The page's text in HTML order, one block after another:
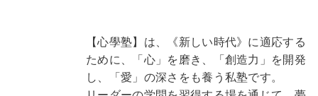
【心學塾】は、《新しい時代》に適応する
ために、「心」を磨き、「創造力」を開発
し、「愛」の深さをも養う私塾です。